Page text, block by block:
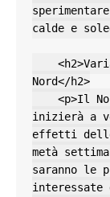
calde e
Nord</h2>
inizierà a
effetti
metà
saranno le